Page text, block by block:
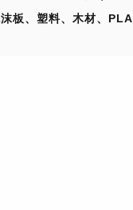
板、塑料、木材、PLA